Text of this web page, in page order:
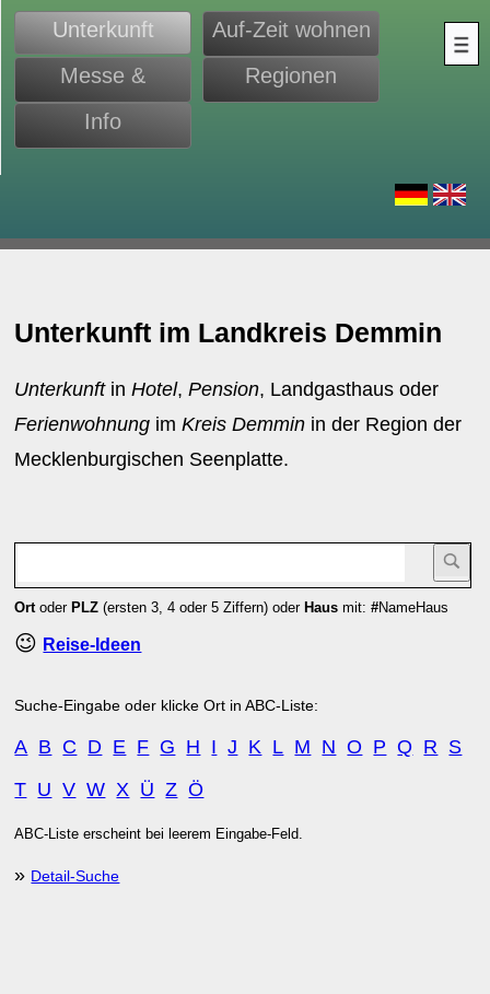
Unterkunft
Auf-Zeit wohnen
Messe &
Monteure
Regionen
Info
Unterkunft im Landkreis Demmin
UnterkunftinHotel,Pension, Landgasthaus oder
Ferienwohnung imKreis Demmin in der Region der
Mecklenburgischen Seenplatte.
Ortoder PLZ (ersten 3, 4 oder 5 Ziffern) oder Haus mit:#NameHaus
😉 Reise-Ideen
Suche-Eingabe oder klicke Ort in ABC-Liste:
A B C D E F G H I J K L M N O P Q R S
T U V W X Ü Z Ö
ABC-Liste erscheint bei leerem Eingabe-Feld.
» Detail-Suche